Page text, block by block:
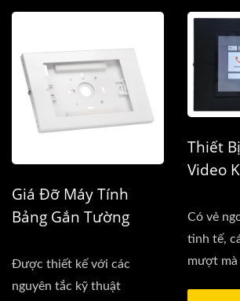
Giá Đỡ Máy Tính
Bảng Gắn Tường
Được thiết kế với các
nguyên tắc kỹ thuật
Thiết
Video
Có vẻ
tinh tế,
mượt mà